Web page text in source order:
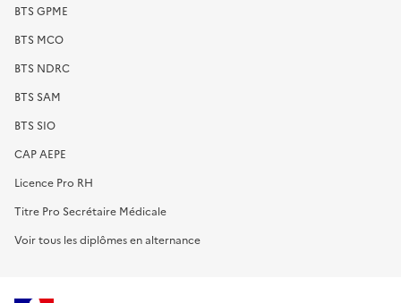
BTS GPME
BTS MCO
BTS NDRC
BTS SAM
BTS SIO
CAP AEPE
Licence Pro RH
Titre Pro Secrétaire Médicale
Voir tous les diplômes en alternance